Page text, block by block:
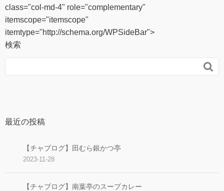
class="col-md-4" role="complementary"
itemscope="itemscope"
itemtype="http://schema.org/WPSideBar">
検索

最近の投稿
【チャブログ】田むら銀かつ亭
2023-11-28
【チャブログ】南葉亭のスープカレー